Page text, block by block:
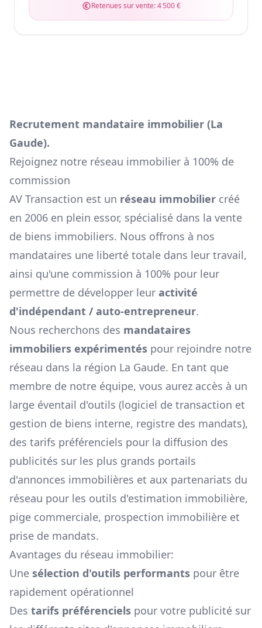
Retenues sur vente:4 500 €
Recrutement mandataire immobilier (La
Gaude).
Rejoignez notre réseau immobilier à 100% de
commission
AV Transaction est un réseau immobilier créé
en 2006 en plein essor, spécialisé dans la vente
de biens immobiliers. Nous offrons à nos
mandataires une liberté totale dans leur travail,
ainsi qu'une commission à 100% pour leur
permettre de développer leur activité
d'indépendant / auto-entrepreneur.
Nous recherchons des mandataires
immobiliers expérimentés pour rejoindre notre
réseau dans la région La Gaude. En tant que
membre de notre équipe, vous aurez accès à un
large éventail d'outils (logiciel de transaction et
gestion de biens interne, registre des mandats),
des tarifs préférenciels pour la diffusion des
publicités sur les plus grands portails
d'annonces immobilières et aux partenariats du
réseau pour les outils d'estimation immobilière,
pige commerciale, prospection immobilière et
prise de mandats.
Avantages du réseau immobilier:
Une sélection d'outils performants pour être
rapidement opérationnel
Des tarifs préférenciels pour votre publicité sur